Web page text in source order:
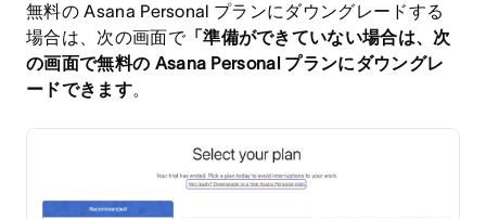
無料の Asana Personal プランにダウングレードする
場合は、次の画面で「準備ができていない場合は、次
の画面で無料の Asana Personal プランにダウングレ
ードできます。